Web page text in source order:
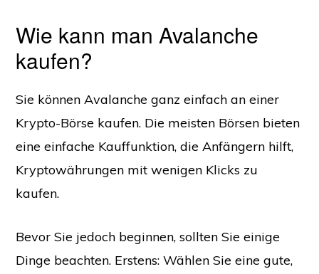
Wie kann man Avalanche
kaufen?
Sie können Avalanche ganz einfach an einer
Krypto-Börse kaufen. Die meisten Börsen bieten
eine einfache Kauffunktion, die Anfängern hilft,
Kryptowährungen mit wenigen Klicks zu
kaufen.
Bevor Sie jedoch beginnen, sollten Sie einige
Dinge beachten. Erstens: Wählen Sie eine gute,